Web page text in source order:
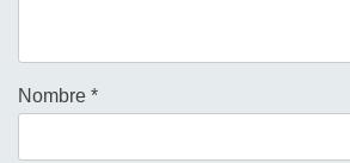
Nombre *